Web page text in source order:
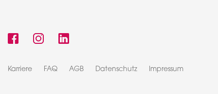
Karriere FAQ AGB Datenschutz Impressum